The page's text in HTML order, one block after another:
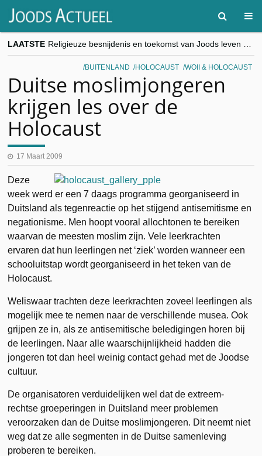
LAATSTE
“Besnijdenisdebat toont hoe moeilijk seculiere Westen minderheden begrijpt”, Jinnih Beels (Vooruit)
CITYTRIP | ROEMENIË – Boekarest: de verrassing van Oost-Europa
BUITENLAND HOLOCAUST WOII & HOLOCAUST
Duitse moslimjongeren
krijgen les over de
Holocaust
17 Maart 2009
Deze
week werd er een 7 daags programma georganiseerd in
Duitsland als tegenreactie op het stijgend antisemitisme en
negationisme. Men hoopt vooral allochtonen te bereiken
waarvan de meesten moslim zijn. Vele leerkrachten
ervaren dat hun leerlingen net ‘ziek’ worden wanneer een
schooluitstap wordt georganiseerd in het teken van de
Holocaust.
Weliswaar trachten deze leerkrachten zoveel leerlingen als
mogelijk mee te nemen naar de verschillende musea. Ook
grijpen ze in, als ze antisemitische beledigingen horen bij
de leerlingen. Naar alle waarschijnlijkheid hadden die
jongeren tot dan heel weinig contact gehad met de Joodse
cultuur.
De organisatoren verduidelijken wel dat de extreem-
rechtse groeperingen in Duitsland meer problemen
veroorzaken dan de Duitse moslimjongeren. Dit neemt niet
weg dat ze alle segmenten in de Duitse samenleving
proberen te bereiken.